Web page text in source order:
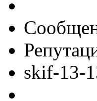
skif-13-